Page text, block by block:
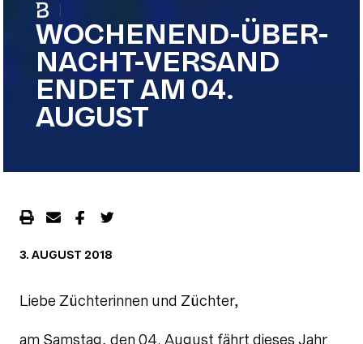
|
WOCHENEND-ÜBER-
NACHT-VERSAND
ENDET AM 04.
AUGUST
3. AUGUST 2018
Liebe Züchterinnen und Züchter,
am Samstag, den 04. August fährt dieses Jahr